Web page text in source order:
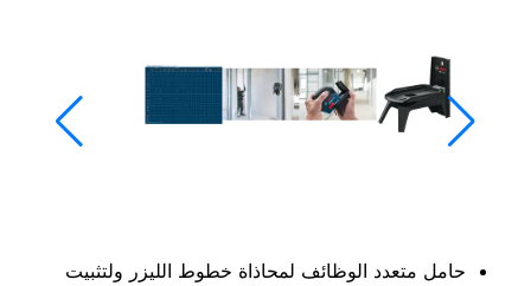
حامل متعدد الوظائف لمحاذاة خطوط الليزر ولتثبيت